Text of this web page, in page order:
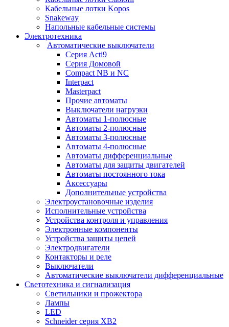
Кабельные лотки Kopos
Snakeway
Напольные кабельные системы
Электротехника
Автоматические выключатели
Серия Acti9
Серия Домовой
Compact NB и NC
Interpact
Masterpact
Прочие автоматы
Выключатели нагрузки
Автоматы 1-полюсные
Автоматы 2-полюсные
Автоматы 3-полюсные
Автоматы 4-полюсные
Автоматы дифференциальные
Автоматы для защиты двигателей
Автоматы постоянного тока
Аксессуары
Дополнительные устройства
Электроустановочные изделия
Исполнительные устройства
Устройства контроля и управления
Электронные компоненты
Устройства защиты цепей
Электродвигатели
Контакторы и реле
Выключатели
Автоматические выключатели дифференциальные
Светотехника и сигнализация
Светильники и прожектора
Лампы
LED
Schneider серия XB2